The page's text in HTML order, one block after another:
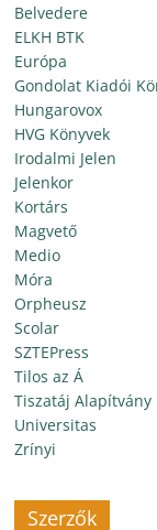
Belvedere
ELKH BTK
Európa
Gondolat Kiadói
Hungarovox
HVG Könyvek
Irodalmi Jelen
Jelenkor
Kortárs
Magvető
Medio
Móra
Orpheusz
Scolar
SZTEPress
Tilos az Á
Tiszatáj Alapítvány
Universitas
Zrínyi
Szerzők